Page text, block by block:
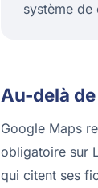
système de
Au-delà
Google Maps
obligatoire sur
qui citent ses